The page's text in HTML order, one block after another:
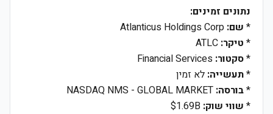
נתונים זמינים:
* שם:
* טיקר:
*סקטור:
*תעשייה: לא זמין
*בורסה:
* שווי שוק: